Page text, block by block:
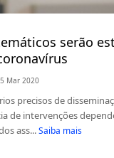
serão
Mar 2020
precisos de
de intervenções
ass... Saiba mais